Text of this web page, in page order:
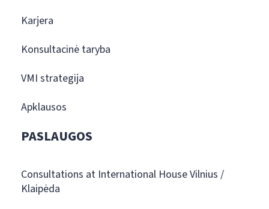
Karjera
Konsultacinė taryba
VMI strategija
Apklausos
PASLAUGOS
Consultations at International House Vilnius /
Klaipėda